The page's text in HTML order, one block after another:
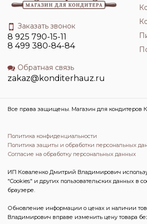
Заказать звонок
8 925 790-15-11
8 499 380-84-84
Обратная связь
zakaz@konditerhauz.ru
Все права защищены. Магазин для
Политика конфиденциальности
Политика защиты и обработки персональных
Согласие на обработку персональных данных
ИП Коваленко Дмитрий Владимирович
"Cookies" и других пользовательских данных в
браузере.
Обновление информации о ценах и наличии
Владимирович вправе изменить цену товара